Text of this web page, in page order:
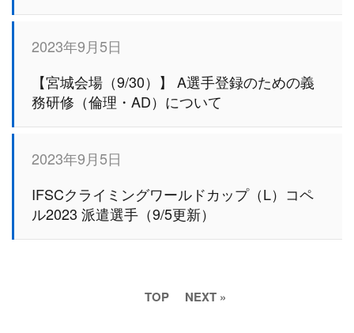
2023年9月5日
【宮城会場（9/30）】 A選手登録のための義
務研修（倫理・AD）について
2023年9月5日
IFSCクライミングワールドカップ（L）コペ
ル2023 派遣選手（9/5更新）
TOP NEXT »